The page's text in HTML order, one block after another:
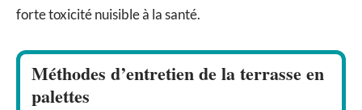
forte toxicité nuisible à la santé.
Méthodes d’entretien de la terrasse en
palettes